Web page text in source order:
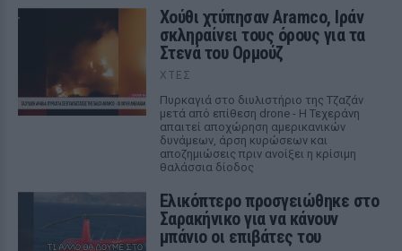
Χούθι χτύπησαν Aramco, Ιράν
σκληραίνει τους όρους για τα
Στενά του Ορμούζ
ΧΤΕΣ
Πυρκαγιά στο διυλιστήριο της Τζαζάν
μετά από επίθεση drone - Η Τεχεράνη
απαιτεί αποχώρηση αμερικανικών
δυνάμεων, άρση κυρώσεων και
αποζημιώσεις πριν ανοίξει η κρίσιμη
θαλάσσια δίοδος
Ελικόπτερο προσγειώθηκε στο
Σαρακήνικο για να κάνουν
μπάνιο οι επιβάτες του